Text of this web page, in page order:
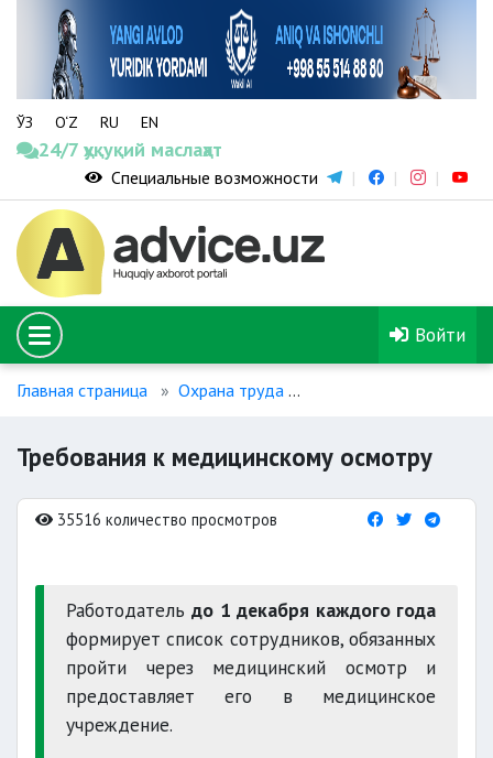
ЎЗ O‘Z RU EN
24/7 ҳуқуқий маслаҳат
Специальные возможности
Войти
Главная страница Охрана труда
Требования к медицинскому осмотру
35516 количество просмотров
Работодательдо 1 декабря каждого года
формирует список сотрудников, обязанных
пройти через медицинский осмотр и
предоставляет его в медицинское
учреждение.